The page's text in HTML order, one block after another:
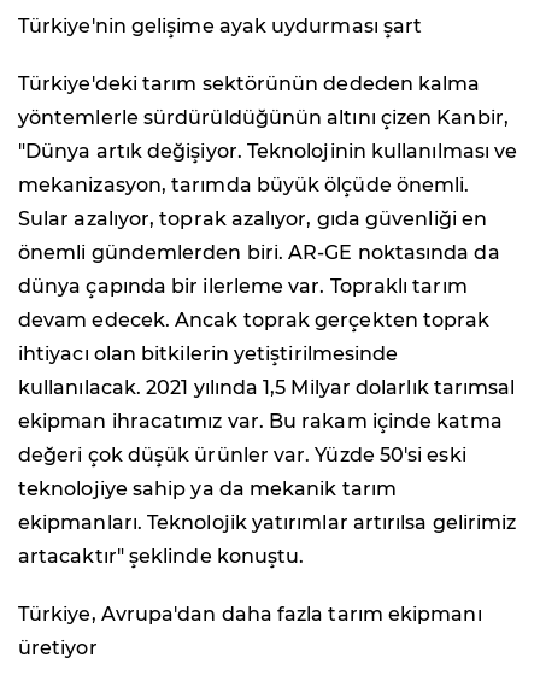
Türkiye'nin gelişime ayak uydurması şart
Türkiye'deki tarım sektörünün dededen kalma
yöntemlerle sürdürüldüğünün altını çizen Kanbir,
"Dünya artık değişiyor. Teknolojinin kullanılması ve
mekanizasyon, tarımda büyük ölçüde önemli.
Sular azalıyor, toprak azalıyor, gıda güvenliği en
önemli gündemlerden biri. AR-GE noktasında da
dünya çapında bir ilerleme var. Topraklı tarım
devam edecek. Ancak toprak gerçekten toprak
ihtiyacı olan bitkilerin yetiştirilmesinde
kullanılacak. 2021 yılında 1,5 Milyar dolarlık tarımsal
ekipman ihracatımız var. Bu rakam içinde katma
değeri çok düşük ürünler var. Yüzde 50'si eski
teknolojiye sahip ya da mekanik tarım
ekipmanları. Teknolojik yatırımlar artırılsa gelirimiz
artacaktır" şeklinde konuştu.
Türkiye, Avrupa'dan daha fazla tarım ekipmanı
üretiyor